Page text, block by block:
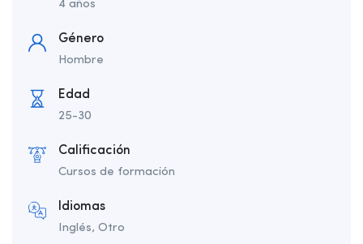
4 años
Género
Hombre
Edad
25-30
Calificación
Cursos de formación
Idiomas
Inglés, Otro